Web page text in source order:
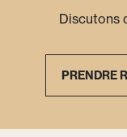
Discutons
PRENDRE